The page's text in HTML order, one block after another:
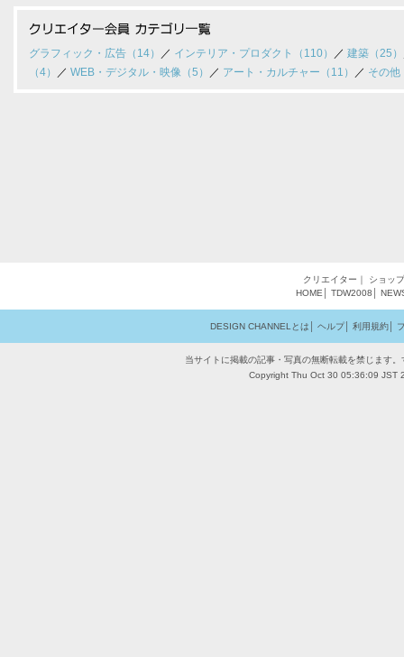
グラフィック・広告（14） ／ インテリア・プロダクト（110） ／ 建築（25）
（4）
／ WEB・デジタル・映像（5） ／ アート・カルチャー（11） ／ その他
クリエイター ｜ ショップ
HOME
TDW2008
DESIGN CHANNELとは ヘルプ│ 利用規約│
当サイトに掲載の記事・写真の無断転載を禁じます
Copyright Thu Oct 30 05:36:09 JST